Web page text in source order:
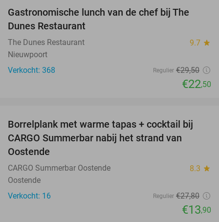
Gastronomische lunch van de chef bij The
Dunes Restaurant
The Dunes Restaurant 9.7 star
Nieuwpoort
Verkocht: 368
Regulier €29,50
€22,50
50%
Borrelplank met warme tapas + cocktail bij
CARGO Summerbar nabij het strand van
Oostende
CARGO Summerbar Oostende 8.3 star
Oostende
Verkocht: 16
Regulier €27,80
€13,90